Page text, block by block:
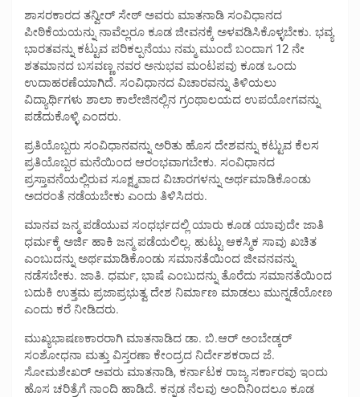
ಶಾಸರಕಾರದ ತನ್ವೀರ್ ಸೇಠ್ ಅವರು ಮಾತನಾಡಿ ಸಂವಿಧಾನದ
ಪೀಠಿಕೆಯಯನ್ನು ನಾವೆಲ್ಲರೂ ಕೂಡ ಜೀವನಕ್ಕೆ ಅಳವಡಿಸಿಕೊಳ್ಳಬೇಕು. ಭವ್ಯ
ಭಾರತವನ್ನು ಕಟ್ಟುವ ಪರಿಕಲ್ಪನೆಯು ನಮ್ಮ ಮುಂದೆ ಬಂದಾಗ 12 ನೇ
ಶತಮಾನದ ಬಸವಣ್ಣ ನವರ ಅನುಭವ ಮಂಟಪವು ಕೂಡ ಒಂದು
ಉದಾಹರಣೆಯಾಗಿದೆ. ಸಂವಿಧಾನದ ವಿಚಾರವನ್ನು ತಿಳಿಯಲು
ವಿದ್ಯಾರ್ಥಿಗಳು ಶಾಲಾ ಕಾಲೇಜಿನಲ್ಲಿನ ಗ್ರಂಥಾಲಯದ ಉಪಯೋಗವನ್ನು
ಪಡೆದುಕೊಳ್ಳಿ ಎಂದರು.
ಪ್ರತಿಯೊಬ್ಬರು ಸಂವಿಧಾನವನ್ನು ಅರಿತು ಹೊಸ ದೇಶವನ್ನು ಕಟ್ಟುವ ಕೆಲಸ
ಪ್ರತಿಯೊಬ್ಬರ ಮನೆಯಿಂದ ಆರಂಭವಾಗಬೇಕು. ಸಂವಿಧಾನದ
ಪ್ರಸ್ತಾವನೆಯಲ್ಲಿರುವ ಸೂಕ್ಷ್ಮವಾದ ವಿಚಾರಗಳನ್ನು ಅರ್ಥಮಾಡಿಕೊಂಡು
ಅದರಂತೆ ನಡೆಯಬೇಕು ಎಂದು ತಿಳಿಸಿದರು.
ಮಾನವ ಜನ್ಮ ಪಡೆಯುವ ಸಂಧರ್ಭದಲ್ಲಿ ಯಾರು ಕೂಡ ಯಾವುದೇ ಜಾತಿ
ಧರ್ಮಕ್ಕೆ ಅರ್ಜಿ ಹಾಕಿ ಜನ್ಮ ಪಡೆಯಲಿಲ್ಲ. ಹುಟ್ಟು ಆಕಸ್ಮಿಕ ಸಾವು ಖಚಿತ
ಎಂಬುದನ್ನು ಅರ್ಥಮಾಡಿಕೊಂಡು ಸಮಾನತೆಯಿಂದ ಜೀವನವನ್ನು
ನಡೆಸಬೇಕು. ಜಾತಿ. ಧರ್ಮ, ಭಾಷೆ ಎಂಬುದನ್ನು ತೊರೆದು ಸಮಾನತೆಯಿಂದ
ಬದುಕಿ ಉತ್ತಮ ಪ್ರಜಾಪ್ರಭುತ್ವ ದೇಶ ನಿರ್ಮಾಣ ಮಾಡಲು ಮುನ್ನಡೆಯೋಣ
ಎಂದು ಕರೆ ನೀಡಿದರು.
ಮುಖ್ಯಭಾಷಣಕಾರರಾಗಿ ಮಾತನಾಡಿದ ಡಾ. ಬಿ.ಆರ್ ಅಂಬೇಡ್ಕರ್
ಸಂಶೋಧನಾ ಮತ್ತು ವಿಸ್ತರಣಾ ಕೇಂದ್ರದ ನಿರ್ದೇಶಕರಾದ ಜೆ.
ಸೋಮಶೇಖರ್ ಅವರು ಮಾತನಾಡಿ, ಕರ್ನಾಟಕ ರಾಜ್ಯ ಸರ್ಕಾರವು ಇಂದು
ಹೊಸ ಚರಿತ್ರೆಗೆ ನಾಂದಿ ಹಾಡಿದೆ. ಕನ್ನಡ ನೆಲವು ಅಂದಿನಿoದಲೂ ಕೂಡ